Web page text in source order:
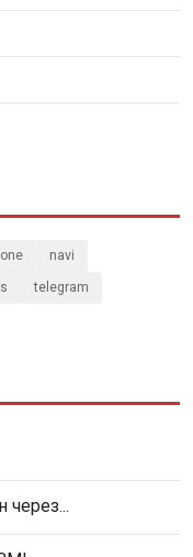
navi
telegram
через...